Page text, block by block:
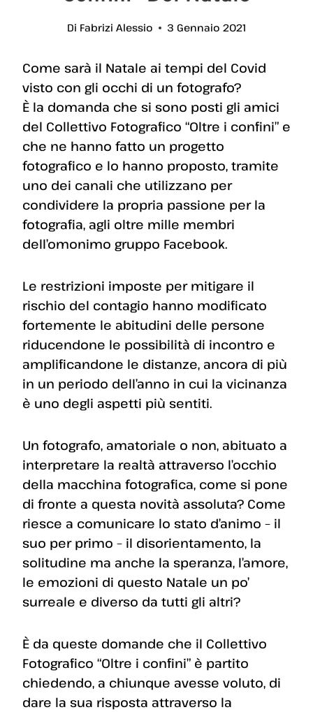
Di Fabrizi Alessio 3 Gennaio 2021
Come sarà il Natale ai tempi del Covid
visto con gli occhi di un fotografo?
È la domanda che si sono posti gli amici
del Collettivo Fotografico “Oltre i confini” e
che ne hanno fatto un progetto
fotografico e lo hanno proposto, tramite
uno dei canali che utilizzano per
condividere la propria passione per la
fotografia, agli oltre mille membri
dell’omonimo gruppo Facebook.
Le restrizioni imposte per mitigare il
rischio del contagio hanno modificato
fortemente le abitudini delle persone
riducendone le possibilità di incontro e
amplificandone le distanze, ancora di più
in un periodo dell’anno in cui la vicinanza
è uno degli aspetti più sentiti.
Un fotografo, amatoriale o non, abituato a
interpretare la realtà attraverso l’occhio
della macchina fotografica, come si pone
di fronte a questa novità assoluta? Come
riesce a comunicare lo stato d’animo – il
suo per primo – il disorientamento, la
solitudine ma anche la speranza, l’amore,
le emozioni di questo Natale un po’
surreale e diverso da tutti gli altri?
È da queste domande che il Collettivo
Fotografico “Oltre i confini” è partito
chiedendo, a chiunque avesse voluto, di
dare la sua risposta attraverso la